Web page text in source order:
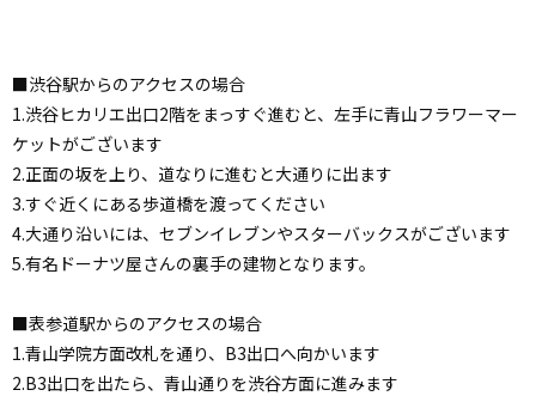
■渋谷駅からのアクセスの場合
1.渋谷ヒカリエ出口2階をまっすぐ進むと、左手に青山フラワーマー
ケットがございます
2.正面の坂を上り、道なりに進むと大通りに出ます
3.すぐ近くにある歩道橋を渡ってください
4.大通り沿いには、セブンイレブンやスターバックスがございます
5.有名ドーナツ屋さんの裏手の建物となります。
■表参道駅からのアクセスの場合
1.青山学院方面改札を通り、B3出口へ向かいます
2.B3出口を出たら、青山通りを渋谷方面に進みます